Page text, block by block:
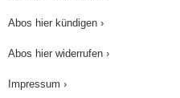
Abos hier kündigen ›
Abos hier widerrufen ›
Impressum ›